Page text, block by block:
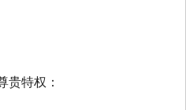
贵特权：